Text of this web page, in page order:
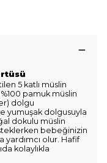
5 katlı müslin
pamuk müslin
dolgu
yumuşak dolgusuyla
dokulu müslin
bebeğinizin
yardımcı olur. Hafif
kolaylıkla